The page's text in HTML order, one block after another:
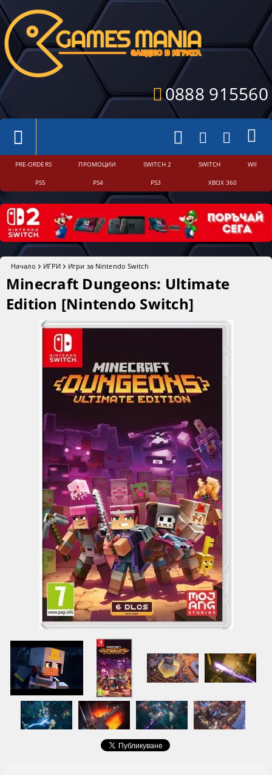
0888 915560
PRE-ORDERS ПРОМОЦИИ SWITCH 2 SWITCH WII
PS5 PS4 PS3 XBOX 360
Начало ИГРИ Игри за Nintendo Switch
Minecraft Dungeons: Ultimate
Edition [Nintendo Switch]